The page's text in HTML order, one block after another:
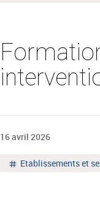
16 avril 2026
Mot
Etablissements et